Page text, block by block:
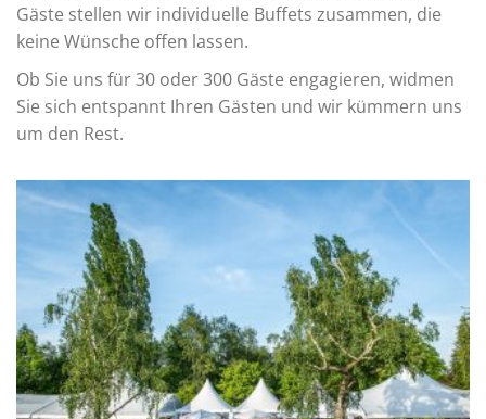
Gäste stellen wir individuelle Buffets zusammen, die
keine Wünsche offen lassen.
Ob Sie uns für 30 oder 300 Gäste engagieren, widmen
Sie sich entspannt Ihren Gästen und wir kümmern uns
um den Rest.